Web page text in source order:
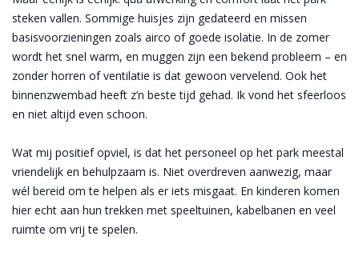
steken vallen. Sommige huisjes zijn gedateerd en missen
basisvoorzieningen zoals airco of goede isolatie. In de zomer
wordt het snel warm, en muggen zijn een bekend probleem – en
zonder horren of ventilatie is dat gewoon vervelend. Ook het
binnenzwembad heeft z’n beste tijd gehad. Ik vond het sfeerloos
en niet altijd even schoon.
Wat mij positief opviel, is dat het personeel op het park meestal
vriendelijk en behulpzaam is. Niet overdreven aanwezig, maar
wél bereid om te helpen als er iets misgaat. En kinderen komen
hier echt aan hun trekken met speeltuinen, kabelbanen en veel
ruimte om vrij te spelen.